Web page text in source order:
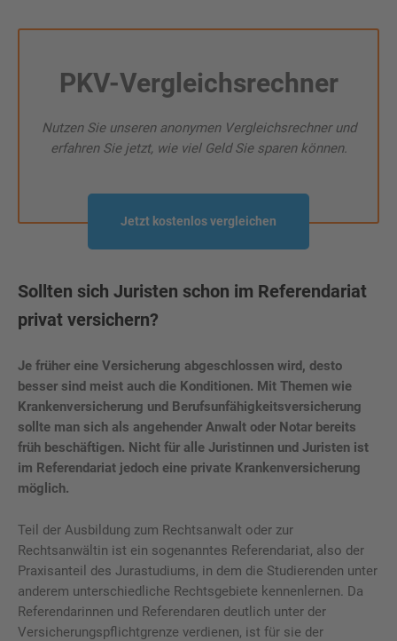
PKV-Vergleichsrechner
Nutzen Sie unseren anonymen Vergleichsrechner und
erfahren Sie jetzt, wie viel Geld Sie sparen können.
Jetzt kostenlos vergleichen
Sollten sich Juristen schon im Referendariat
privat versichern?
Je früher eine Versicherung abgeschlossen wird, desto
besser sind meist auch die Konditionen. Mit Themen wie
Krankenversicherung und Berufsunfähigkeitsversicherung
sollte man sich als angehender Anwalt oder Notar bereits
früh beschäftigen. Nicht für alle Juristinnen und Juristen ist
im Referendariat jedoch eine private Krankenversicherung
möglich.
Teil der Ausbildung zum Rechtsanwalt oder zur
Rechtsanwältin ist ein sogenanntes Referendariat, also der
Praxisanteil des Jurastudiums, in dem die Studierenden unter
anderem unterschiedliche Rechtsgebiete kennenlernen. Da
Referendarinnen und Referendaren deutlich unter der
Versicherungspflichtgrenze verdienen, ist für sie der